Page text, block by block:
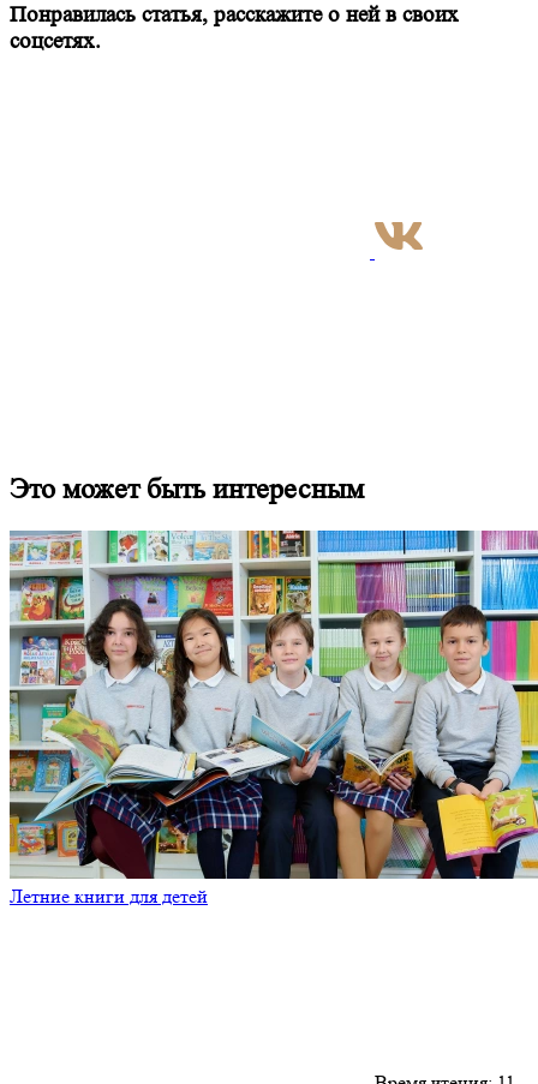
Понравилась статья, расскажите о ней в своих
соцсетях.
Это может быть интересным
Летние книги для детей